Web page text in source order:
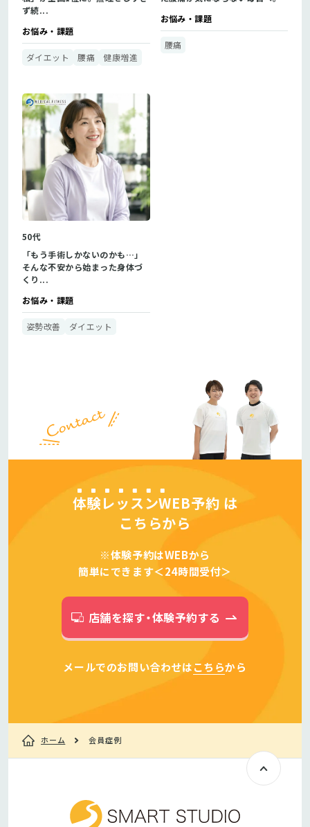
ず続...
お悩み・課題
ダイエット 腰痛 健康増進
お悩み・課題
腰痛
50代
「もう手術しかないのかも…」
そんな不安から始まった身体づ
くり...
お悩み・課題
姿勢改善 ダイエット
体験レッスンWEB予約 は
こちらから
※体験予約はWEBから
簡単にできます＜24時間受付＞
店舗を探す・体験予約する
メールでのお問い合わせはこちらから
ホーム 会員症例